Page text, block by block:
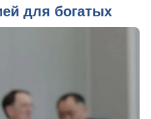
для богатых